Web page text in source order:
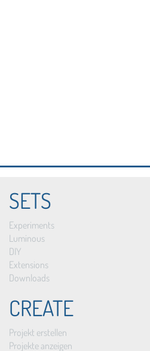
SETS
Experiments
Luminous
DIY
Extensions
Downloads
CREATE
Projekt erstellen
Projekte anzeigen